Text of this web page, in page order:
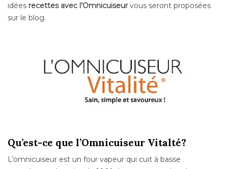
idées recettes avec l’Omnicuiseurvous seront proposées
sur le blog.
Qu’est-ce que l’Omnicuiseur Vitalté?
L’omnicuiseur est un four vapeur qui cuit à basse